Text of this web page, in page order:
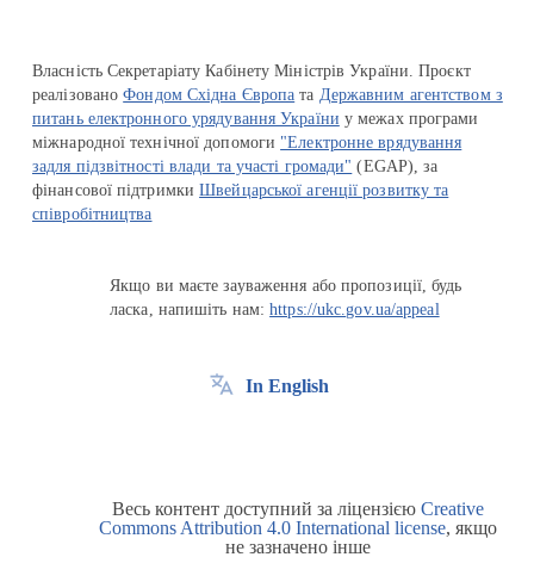
Власність Секретаріату Кабінету Міністрів України. Проєкт
реалізованоФондом Східна Європа та Державним агентством з
питань електронного урядування України у межах програми
міжнародної технічної допомоги "Електронне врядування
задля підзвітності влади та участі громади" (EGAP), за
фінансової підтримкиШвейцарської агенції розвитку та
співробітництва
Якщо ви маєте зауваження або пропозиції, будь
ласка, напишіть нам:https://ukc.gov.ua/appeal
In English
Весь контент доступний за ліцензією Creative
Commons Attribution 4.0 International license, якщо
не зазначено інше